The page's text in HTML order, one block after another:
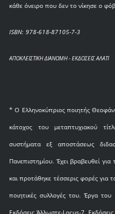
κάθε όνειρο που δεν το νίκησε ο
ISBN: 978-618-87105-7-3
ΑΠΟΚΛΕΙΣΤΙΚΗ ΔΙΑΝΟΜΗ - ΕΚΔΟΣΕΙΣ ΑΛΑΤΙ
* O Eλληνοκύπριος ποιητής
κάτοχος του μεταπτυχιακού
συστήματα εξ αποστάσεως
Πανεπιστημίου. Έχει βραβευθεί
και προτάθηκε τέσσερις φορές για
ποιητικές συλλογές του. Έργα του
Εκδόσεις Άλλωστε-Locus-7,